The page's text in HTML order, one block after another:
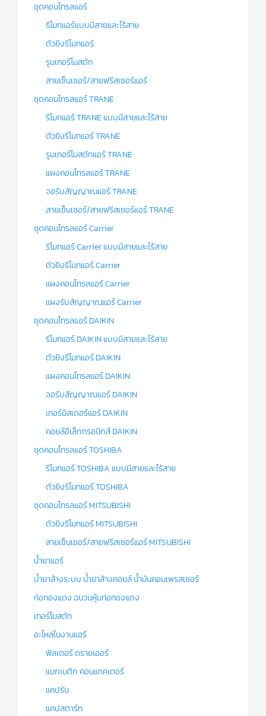
ชุดคอนโทรลแอร์
รีโมทแอร์แบบมีสายและไร้สาย
ตัวยิงรีโมทแอร์
รูมเทอร์โมสตัท
สายเซ็นเซอร์/สายฟรีสเซอร์แอร์
ชุดคอนโทรลแอร์ TRANE
รีโมทแอร์ TRANE แบบมีสายและไร้สาย
ตัวยิงรีโมทแอร์ TRANE
รูมเทอร์โมสตัทแอร์ TRANE
แผงคอนโทรลแอร์ TRANE
จอรับสัญญาณแอร์ TRANE
สายเซ็นเซอร์/สายฟรีสเซอร์แอร์ TRANE
ชุดคอนโทรลแอร์ Carrier
รีโมทแอร์ Carrier แบบมีสายและไร้สาย
ตัวยิงรีโมทแอร์ Carrier
แผงคอนโทรลแอร์ Carrier
แผงรับสัญญาณแอร์ Carrier
ชุดคอนโทรลแอร์ DAIKIN
รีโมทแอร์ DAIKIN แบบมีสายและไร้สาย
ตัวยิงรีโมทแอร์ DAIKIN
แผงคอนโทรลแอร์ DAIKIN
จอรับสัญญาณแอร์ DAIKIN
เทอร์มิสเตอร์แอร์ DAIKIN
คอยล์อิเล็กทรอนิกส์ DAIKIN
ชุดคอนโทรลแอร์ TOSHIBA
รีโมทแอร์ TOSHIBA แบบมีสายและไร้สาย
ตัวยิงรีโมทแอร์ TOSHIBA
ชุดคอนโทรลแอร์ MITSUBISHI
ตัวยิงรีโมทแอร์ MITSUBISHI
สายเซ็นเซอร์/สายฟรีสเซอร์แอร์ MITSUBISHI
น้ำยาแอร์
น้ำยาล้างระบบ น้ำยาล้างคอยล์ น้ำมันคอมเพรสเซอร์
ท่อทองแดง ฉนวนหุ้มท่อทองแดง
เทอร์โมสตัท
อะไหล่ในงานแอร์
ฟิลเตอร์ ดรายเออร์
แมกเนติก คอนแทคเตอร์
แคปรัน
แคปสตาร์ท